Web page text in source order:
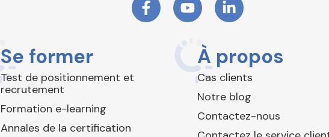
Se former
Test de positionnement et
recrutement
Formation e-learning
Annales de la certification
À propos
Cas clients
Notre blog
Contactez-nous